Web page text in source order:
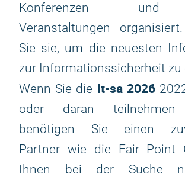
Konferenzen und
Veranstaltungen
Sie sie, um die neuesten
zur Informationssicherheit zu
Wenn Sie die It-sa 2026
oder daran teilnehmen
benötigen Sie einen
Partner wie die Fair Point
Ihnen bei der Suche